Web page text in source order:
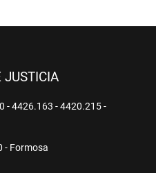
JUSTICIA
- 4426.163 - 4420.215 -
- Formosa